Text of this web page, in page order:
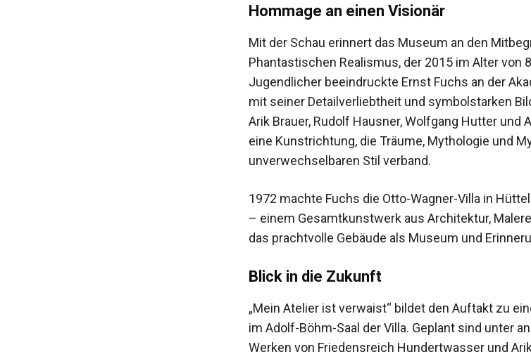
Hommage an einen Visionär
Mit der Schau erinnert das Museum an den
Phantastischen Realismus, der 2015 im Alter von
Jugendlicher beeindruckte Ernst Fuchs an der
mit seiner Detailverliebtheit und symbolstarken
Arik Brauer, Rudolf Hausner, Wolfgang Hutter und
eine Kunstrichtung, die Träume, Mythologie und
unverwechselbaren Stil verband.
1972 machte Fuchs die Otto-Wagner-Villa in
– einem Gesamtkunstwerk aus Architektur,
das prachtvolle Gebäude als Museum und
Blick in die Zukunft
„Mein Atelier ist verwaist“ bildet den Auftakt zu
im Adolf-Böhm-Saal der Villa. Geplant sind unter
Werken von Friedensreich Hundertwasser und